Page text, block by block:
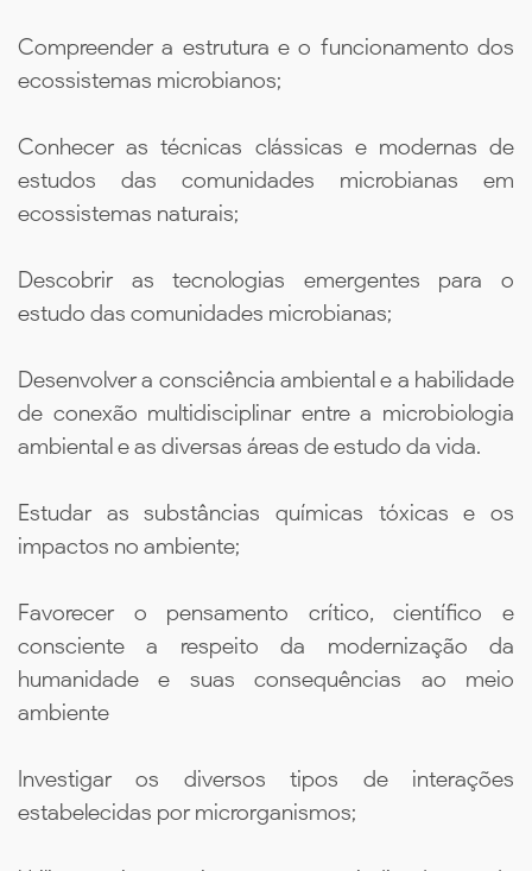
Compreender a estrutura e o funcionamento dos
ecossistemas microbianos;
Conhecer as técnicas clássicas e modernas de
estudos das comunidades microbianas em
ecossistemas naturais;
Descobrir as tecnologias emergentes para o
estudo das comunidades microbianas;
Desenvolver a consciência ambiental e a habilidade
de conexão multidisciplinar entre a microbiologia
ambiental e as diversas áreas de estudo da vida.
Estudar as substâncias químicas tóxicas e os
impactos no ambiente;
Favorecer o pensamento crítico, científico e
consciente a respeito da modernização da
humanidade e suas consequências ao meio
ambiente
Investigar os diversos tipos de interações
estabelecidas por microrganismos;